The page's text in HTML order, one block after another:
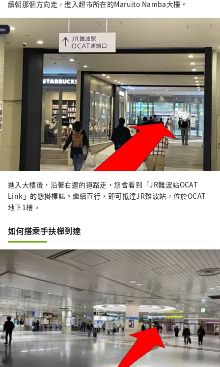
續朝那個方向走，進入超市所在的Maruito Namba大樓。
進入大樓後，沿著右邊的道路走，您會看到「JR難波站OCAT
Link」的懸掛標誌。繼續直行，即可抵達JR難波站，位於OCAT
地下1樓。
如何搭乘手扶梯到達